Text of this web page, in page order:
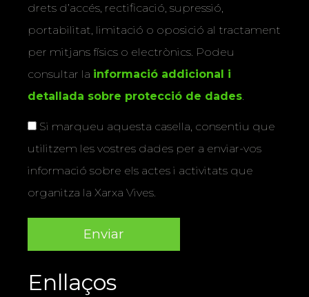
drets d’accés, rectificació, supressió,
portabilitat, limitació o oposició al tractament
per mitjans físics o electrònics. Podeu
consultar la informació addicional i
detallada sobre protecció de dades.
Si marqueu aquesta casella, consentiu que
utilitzem les vostres dades per a enviar-vos
informació sobre els actes i activitats que
organitza la Xarxa Vives.
Enllaços